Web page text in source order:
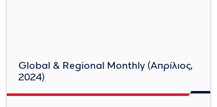
Global & Regional Monthly (Απρίλιος,
2024)